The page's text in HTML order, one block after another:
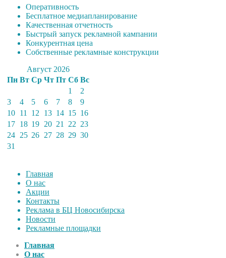
Оперативность
Бесплатное медиапланирование
Качественная отчетность
Быстрый запуск рекламной кампании
Конкурентная цена
Собственные рекламные конструкции
Август 2026
Пн Вт Ср Чт Пт Сб Вс
1
2
3
4 5 6 7 8
9
10 11 12 13 14 15 16
17 18 19 20 21 22 23
24 25 26 27 28 29 30
31
Главная
О нас
Акции
Контакты
Реклама в БЦ Новосибирска
Новости
Рекламные площадки
Главная
О нас